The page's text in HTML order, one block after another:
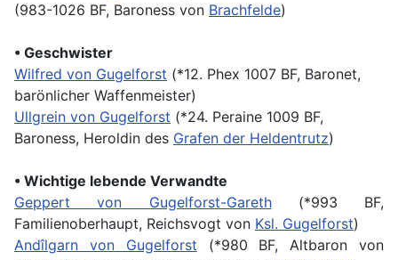
(983-1026 BF, Baroness von Brachfelde)
• Geschwister
Wilfred von Gugelforst (*12. Phex 1007 BF, Baronet,
barönlicher Waffenmeister)
Ullgrein von Gugelforst (*24. Peraine 1009 BF,
Baroness, Heroldin des Grafen der Heldentrutz)
• Wichtige lebende Verwandte
Geppert von Gugelforst-Gareth(*993 BF,
Familienoberhaupt, Reichsvogt von Ksl. Gugelforst)
Andîlgarn von Gugelforst (*980 BF, Altbaron von